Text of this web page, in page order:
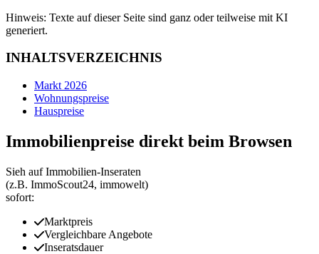
Hinweis: Texte auf dieser Seite sind ganz oder teilweise mit KI
generiert.
INHALTSVERZEICHNIS
Markt 2026
Wohnungspreise
Hauspreise
Immobilienpreise direkt beim Browsen
Sieh auf Immobilien‑Inseraten
(z.B. ImmoScout24, immowelt)
sofort:
Marktpreis
Vergleichbare Angebote
Inseratsdauer